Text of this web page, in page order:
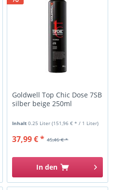
Goldwell Top Chic Dose 7SB
silber beige 250ml
Inhalt0.25 Liter(151,96 € * / 1 Liter)
45,46 € *
37,99 € *
In den